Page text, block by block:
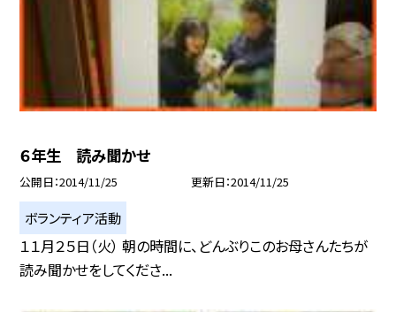
６年生 読み聞かせ
公開日 2014/11/25 更新日 2014/11/25
ボランティア活動
１１月２５日（火） 朝の時間に、どんぶりこのお母さんたちが
読み聞かせをしてくださ...